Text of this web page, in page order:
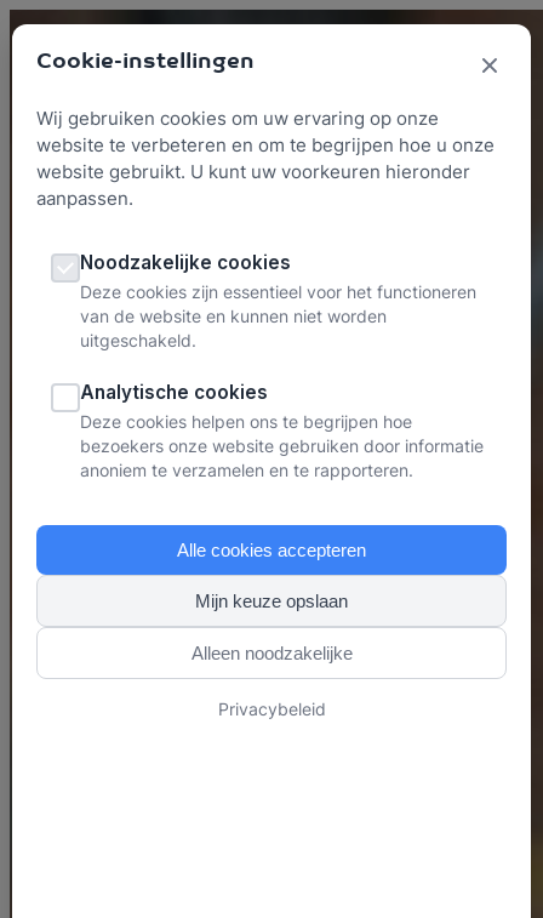
Cookie-instellingen
Wij gebruiken cookies om uw ervaring op onze
website te verbeteren en om te begrijpen hoe u onze
website gebruikt. U kunt uw voorkeuren hieronder
aanpassen.
Noodzakelijke cookies
Deze cookies zijn essentieel voor het functioneren
van de website en kunnen niet worden
uitgeschakeld.
Analytische cookies
Deze cookies helpen ons te begrijpen hoe
bezoekers onze website gebruiken door informatie
anoniem te verzamelen en te rapporteren.
Alle cookies accepteren
Mijn keuze opslaan
Alleen noodzakelijke
Privacybeleid
Skip to content